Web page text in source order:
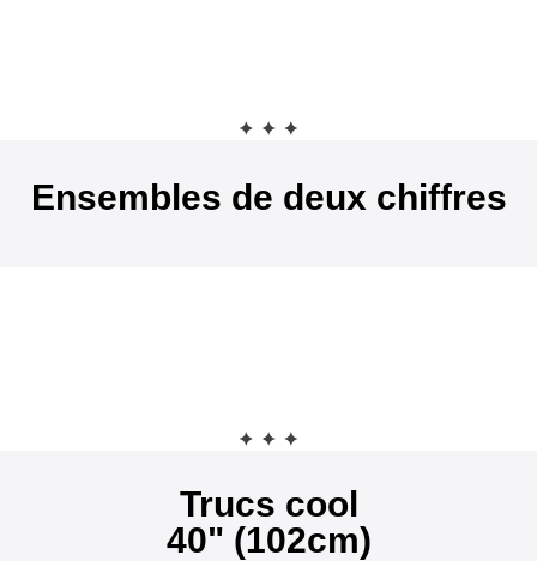
Ensembles de deux chiffres
Trucs cool
40" (102cm)